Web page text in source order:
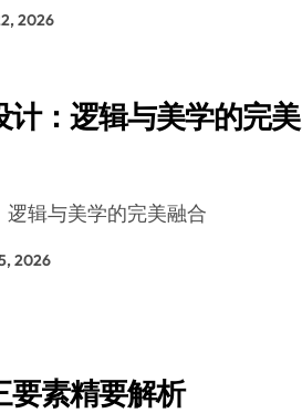
2026
计：逻辑与美学的完美
逻辑与美学的完美融合
2026
要素精要解析